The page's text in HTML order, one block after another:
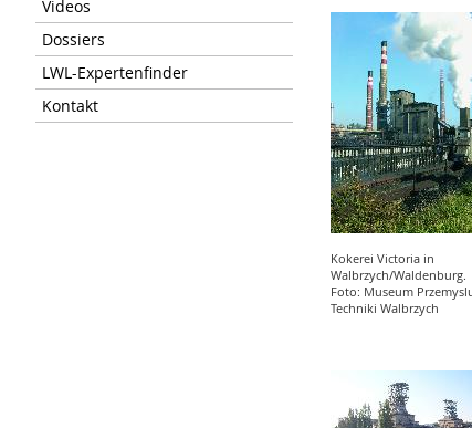
Videos
Dossiers
LWL-Expertenfinder
Kontakt
Kokerei Victoria in
Walbrzych/Waldenburg.
Foto: Museum
Techniki Walbrzych